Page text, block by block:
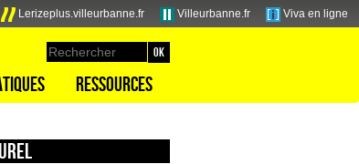
Lerizeplus.villeurbanne.fr Villeurbanne.fr Viva en ligne
Ressources